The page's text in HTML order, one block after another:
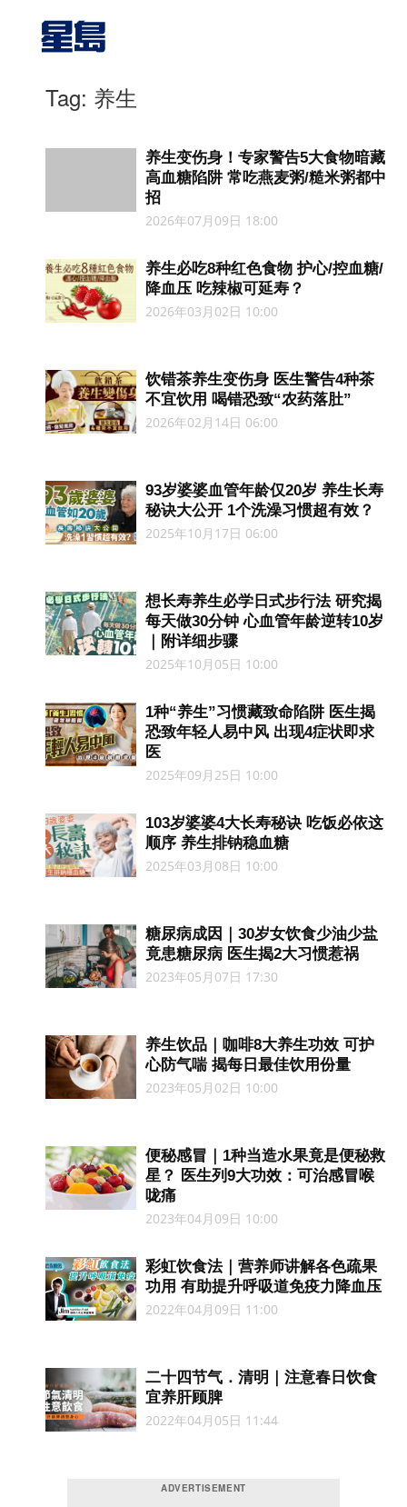
Tag: 养生
养生变伤身！专家警告5大食物暗藏
高血糖陷阱 常吃燕麦粥/糙米粥都中
招
2026年07月09日 18:00
养生必吃8种红色食物 护心/控血糖/
降血压 吃辣椒可延寿？
2026年03月02日 10:00
饮错茶养生变伤身 医生警告4种茶
不宜饮用 喝错恐致“农药落肚”
2026年02月14日 06:00
93岁婆婆血管年龄仅20岁 养生长寿
秘诀大公开 1个洗澡习惯超有效？
2025年10月17日 06:00
想长寿养生必学日式步行法 研究揭
每天做30分钟 心血管年龄逆转10岁
｜附详细步骤
2025年10月05日 10:00
1种“养生”习惯藏致命陷阱 医生揭
恐致年轻人易中风 出现4症状即求
医
2025年09月25日 10:00
103岁婆婆4大长寿秘诀 吃饭必依这
顺序 养生排钠稳血糖
2025年03月08日 10:00
糖尿病成因｜30岁女饮食少油少盐
竟患糖尿病 医生揭2大习惯惹祸
2023年05月07日 17:30
养生饮品｜咖啡8大养生功效 可护
心防气喘 揭每日最佳饮用份量
2023年05月02日 10:00
便秘感冒｜1种当造水果竟是便秘救
星？ 医生列9大功效：可治感冒喉
咙痛
2023年04月09日 10:00
彩虹饮食法​​｜营养师讲解各色疏果
功用 有助提升呼吸道免疫力降血压
2022年04月09日 11:00
二十四节气．清明｜注意春日饮食
宜养肝顾脾
2022年04月05日 11:44